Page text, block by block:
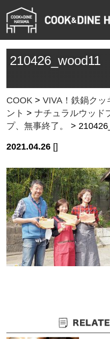
210426_wood11
COOK >VIVA！鉄鍋クッ
ント >ナチュラルウッド
プ、無事終了。
>
2021.04.26 []